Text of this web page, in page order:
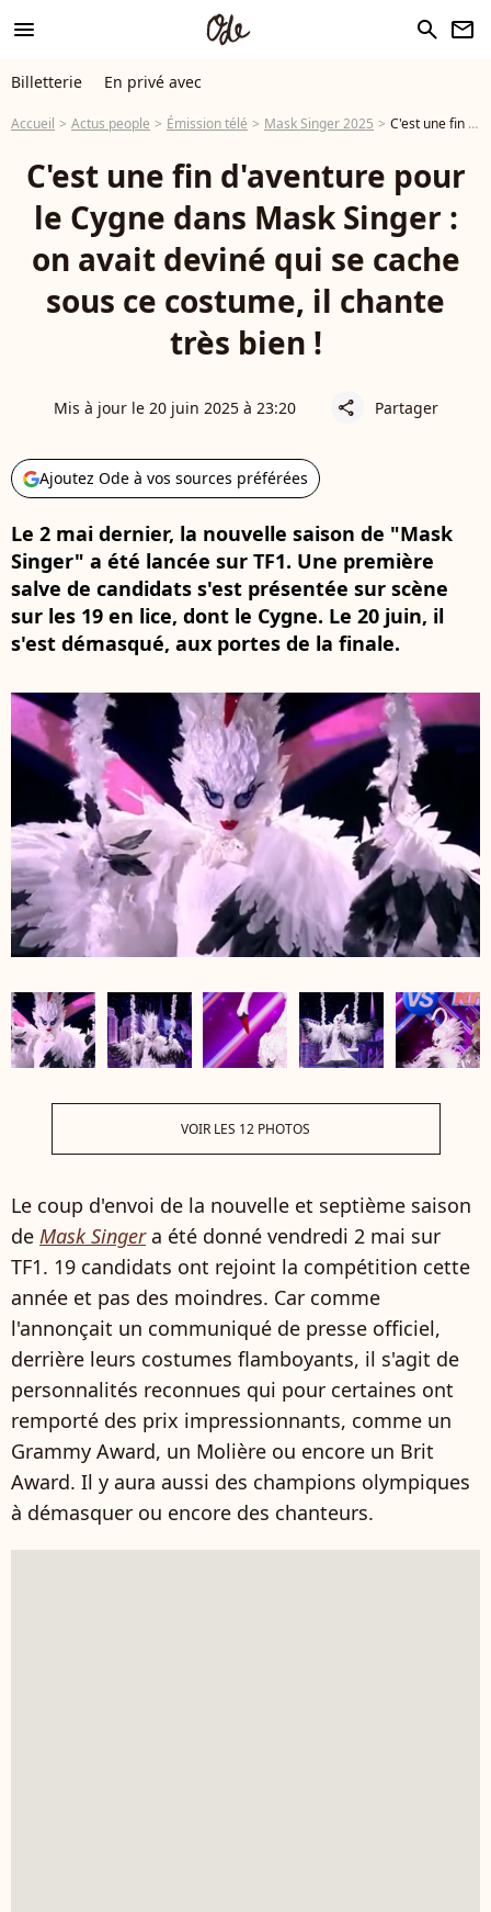
menu search newsletter
Billetterie En privé avec
Accueil Actus people Émission télé Mask Singer 2025 C'est une fin d'aventure pour le Cygne dans Mask Singer : on avait deviné qui se cache sous ce costume, il chante très bien !
C'est une fin d'aventure pour
le Cygne dans Mask Singer :
on avait deviné qui se cache
sous ce costume, il chante
très bien !
Mis à jour le 20 juin 2025 à 23:20 share Partager
Ajoutez Ode à vos sources préférées
Le 2 mai dernier, la nouvelle saison de "Mask
Singer" a été lancée sur TF1. Une première
salve de candidats s'est présentée sur scène
sur les 19 en lice, dont le Cygne. Le 20 juin, il
s'est démasqué, aux portes de la finale.
VOIR LES 12 PHOTOS
Le coup d'envoi de la nouvelle et septième saison
de Mask Singera été donné vendredi 2 mai sur
TF1. 19 candidats ont rejoint la compétition cette
année et pas des moindres. Car comme
l'annonçait un communiqué de presse officiel,
derrière leurs costumes flamboyants, il s'agit de
personnalités reconnues qui pour certaines ont
remporté des prix impressionnants, comme un
Grammy Award, un Molière ou encore un Brit
Award. Il y aura aussi des champions olympiques
à démasquer ou encore des chanteurs.